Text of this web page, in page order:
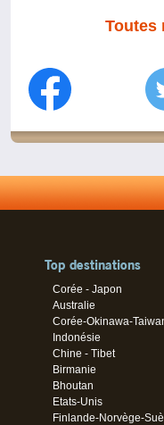
Toutes
Top destinations
Corée - Japon
Australie
Corée-Okinawa-
Indonésie
Chine - Tibet
Birmanie
Bhoutan
Etats-Unis
Finlande-Norvège-